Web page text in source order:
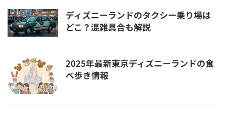
ディズニーランドのタクシー乗り場は
どこ？混雑具合も解説
2025年最新東京ディズニーランドの食
べ歩き情報